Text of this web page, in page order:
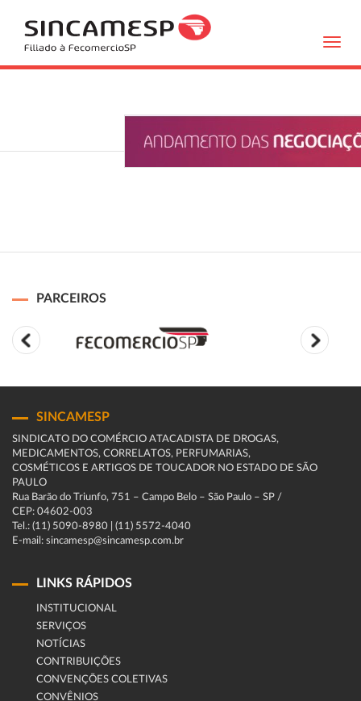
PARCEIROS
SINCAMESP
SINDICATO DO COMÉRCIO ATACADISTA DE DROGAS,
MEDICAMENTOS, CORRELATOS, PERFUMARIAS,
COSMÉTICOS E ARTIGOS DE TOUCADOR NO ESTADO DE SÃO
PAULO
Rua Barão do Triunfo, 751 – Campo Belo – São Paulo – SP /
CEP: 04602-003
Tel.: (11) 5090-8980 | (11) 5572-4040
E-mail: sincamesp@sincamesp.com.br
LINKS RÁPIDOS
INSTITUCIONAL
SERVIÇOS
NOTÍCIAS
CONTRIBUIÇÕES
CONVENÇÕES COLETIVAS
CONVÊNIOS